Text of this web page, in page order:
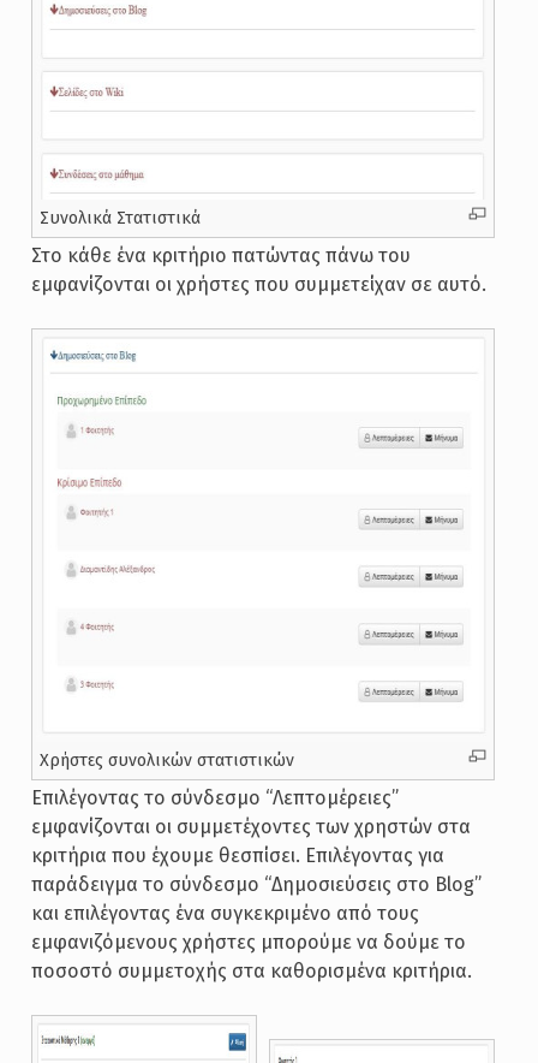
Συνολικά Στατιστικά
Στο κάθε ένα κριτήριο πατώντας πάνω του
εμφανίζονται οι χρήστες που συμμετείχαν σε αυτό.
Χρήστες συνολικών στατιστικών
Επιλέγοντας το σύνδεσμο “Λεπτομέρειες”
εμφανίζονται οι συμμετέχοντες των χρηστών στα
κριτήρια που έχουμε θεσπίσει. Επιλέγοντας για
παράδειγμα το σύνδεσμο “Δημοσιεύσεις στο Blog”
και επιλέγοντας ένα συγκεκριμένο από τους
εμφανιζόμενους χρήστες μπορούμε να δούμε το
ποσοστό συμμετοχής στα καθορισμένα κριτήρια.